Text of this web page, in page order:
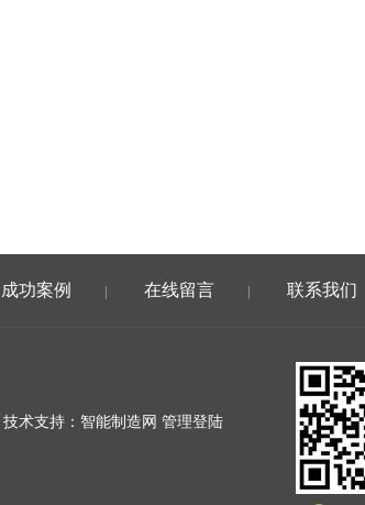
成功案例 在线留言 联系我们
技术支持： 智能制造网 管理登陆